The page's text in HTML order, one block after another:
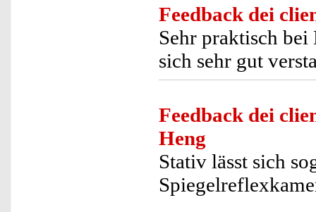
Feedback dei
Sehr praktisch
sich sehr gut
Feedback dei
Heng
Stativ lässt sich